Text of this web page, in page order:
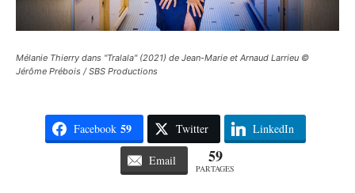
Mélanie Thierry dans "Tralala" (2021) de Jean-Marie et Arnaud Larrieu ©
Jérôme Prébois / SBS Productions
Facebook 59 Twitter LinkedIn
Email 59
PARTAGES